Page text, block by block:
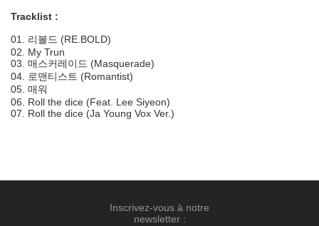
Tracklist :
01. 리볼드 (RE.BOLD)
02. My Trun
03. 매스커레이드 (Masquerade)
04. 로맨티스트 (Romantist)
05. 매워
06. Roll the dice (Feat. Lee Siyeon)
07. Roll the dice (Ja Young Vox Ver.)
Inscrivez-vous à notre
newsletter :